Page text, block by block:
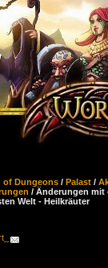
of Dungeons / Palast /
/ Änderungen mit
Welt - Heilkräuter